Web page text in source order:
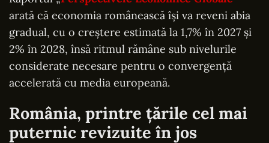
arată că economia românească își va reveni abia
gradual, cu o creștere estimată la 1,7% în 2027 și
2% în 2028, însă ritmul rămâne sub nivelurile
considerate necesare pentru o convergență
accelerată cu media europeană.
România, printre țările cel mai
puternic revizuite în jos